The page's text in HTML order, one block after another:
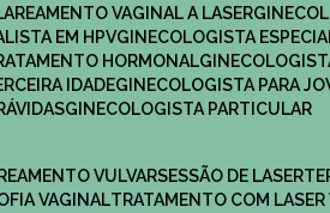
VAGINAL A LASER
EM HPV
GINECOLOGISTA
HORMONAL
IDADE
GINECOLOGISTA PARA
GINECOLOGISTA PARTICULAR
VULVAR
SESSÃO DE
VAGINAL
TRATAMENTO COM